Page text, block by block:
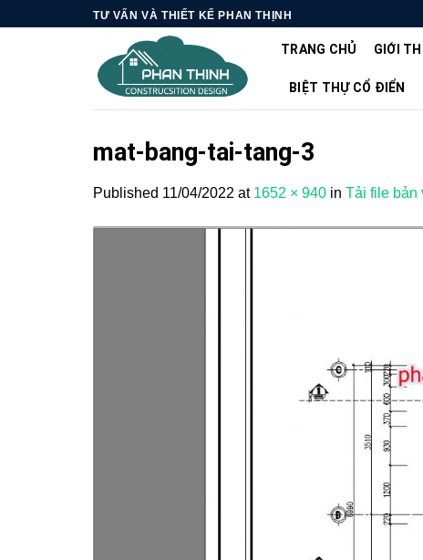
TƯ VẤN VÀ THIẾT KẾ PHAN THỊNH
TRANG CHỦ GIỚI
BIỆT THỰ CỔ ĐIỂN
mat-bang-tai-tang-3
Published 11/04/2022 at 1652 × 940 in Tải file bản